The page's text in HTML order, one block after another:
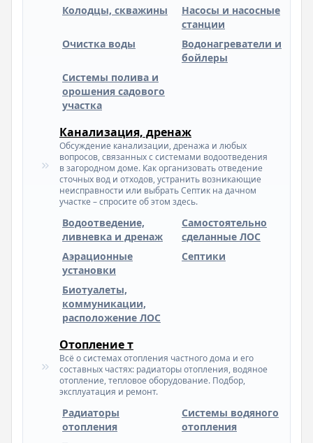
Колодцы, скважины
Насосы и насосные
станции
Очистка воды
Водонагреватели и
бойлеры
Системы полива и
орошения садового
участка
Канализация, дренаж
Обсуждение канализации, дренажа и любых
вопросов, связанных с системами водоотведения
в загородном доме. Как организовать отведение
сточных вод и отходов, устранить возникающие
неисправности или выбрать Септик на дачном
участке – спросите об этом здесь.
Водоотведение,
ливневка и дренаж
Самостоятельно
сделанные ЛОС
Аэрационные
установки
Септики
Биотуалеты,
коммуникации,
расположение ЛОС
Отопление т
Всё о системах отопления частного дома и его
составных частях: радиаторы отопления, водяное
отопление, тепловое оборудование. Подбор,
эксплуатация и ремонт.
Радиаторы
отопления
Системы водяного
отопления